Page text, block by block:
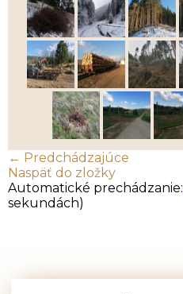
← Predchádzajúce
Naspäť do zložky
Automatické prechádzanie:
sekundách)